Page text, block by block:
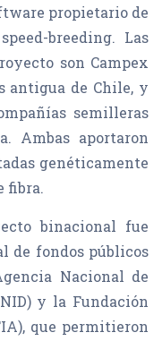
propietario de
breeding. Las
son Campex
antigua de Chile, y
semilleras
Ambas aportaron
genéticamente
fibra.
binacional fue
de fondos públicos
Nacional de
y la Fundación
que permitieron